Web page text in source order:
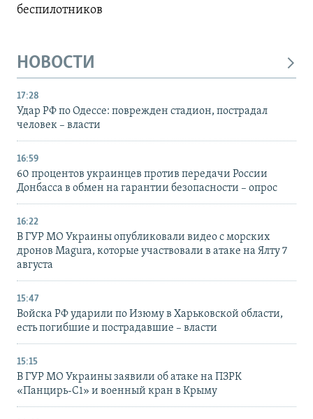
беспилотников
НОВОСТИ
17:28
Удар РФ по Одессе: поврежден стадион, пострадал
человек – власти
16:59
60 процентов украинцев против передачи России
Донбасса в обмен на гарантии безопасности – опрос
16:22
В ГУР МО Украины опубликовали видео с морских
дронов Magura, которые участвовали в атаке на Ялту 7
августа
15:47
Войска РФ ударили по Изюму в Харьковской области,
есть погибшие и пострадавшие – власти
15:15
В ГУР МО Украины заявили об атаке на ПЗРК
«Панцирь-С1» и военный кран в Крыму